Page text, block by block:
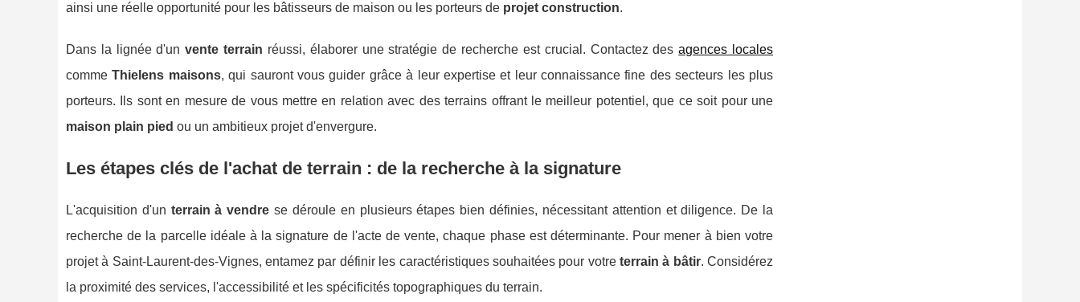
ainsi une réelle opportunité pour les bâtisseurs de maison ou les porteurs de projet construction.
Dans la lignée d'unvente terrain réussi, élaborer une stratégie de recherche est crucial. Contactez desagences locales
commeThielens maisons, qui sauront vous guider grâce à leur expertise et leur connaissance fine des secteurs les plus
porteurs. Ils sont en mesure de vous mettre en relation avec des terrains offrant le meilleur potentiel, que ce soit pour une
maison plain pied ou un ambitieux projet d'envergure.
Les étapes clés de l'achat de terrain : de la recherche à la signature
L'acquisition d'un terrain à vendre se déroule en plusieurs étapes bien définies, nécessitant attention et diligence. De la
recherche de la parcelle idéale à la signature de l'acte de vente, chaque phase est déterminante. Pour mener à bien votre
projet à Saint-Laurent-des-Vignes, entamez par définir les caractéristiques souhaitées pour votre terrain à bâtir. Considérez
la proximité des services, l'accessibilité et les spécificités topographiques du terrain.